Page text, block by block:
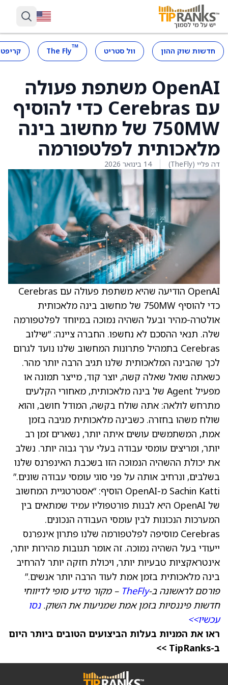
חדשות שוק ההון וול סטריט ™
The Fly
OpenAI משתפת פעולה
עם Cerebras כדי להוסיף
750MW של מחשוב בינה
מלאכותית לפלטפורמה
דה פליי (TheFly) 14 בינואר 2026
OpenAI הודיעה שהיא משתפת פעולה עם Cerebras
כדי להוסיף 750MW של מחשוב בינה מלאכותית
אולטרה-מהיר ובעל השהיה נמוכה במיוחד לפלטפורמה
שלה. תנאי ההסכם לא נחשפו. החברה ציינה: “שילוב
Cerebras בתמהיל פתרונות המחשוב שלנו נועד לגרום
לכך שהבינה המלאכותית שלנו תגיב הרבה יותר מהר.
כשאתה שואל שאלה קשה, יוצר קוד, מייצר תמונה או
מפעיל Agent של בינה מלאכותית, מאחורי הקלעים
מתרחש לולאה: אתה שולח בקשה, המודל חושב, והוא
שולח משהו בחזרה. כשבינה מלאכותית מגיבה בזמן
אמת, המשתמשים עושים איתה יותר, נשארים זמן רב
יותר, ומריצים עומסי עבודה בעלי ערך גבוה יותר. נשלב
את יכולת ההשהיה הנמוכה הזו בשכבת האינפרנס שלנו
בשלבים, ונרחיב אותה על פני סוגי עומסי עבודה שונים.”
Sachin Katti מ-OpenAI הוסיף: “אסטרטגיית המחשוב
של OpenAI היא לבנות פורטפוליו עמיד שמתאים בין
המערכות הנכונות לבין עומסי העבודה הנכונים.
Cerebras מוסיפה לפלטפורמה שלנו פתרון אינפרנס
ייעודי בעל השהיה נמוכה. זה אומר תגובות מהירות יותר,
אינטראקציות טבעיות יותר, ויכולת חזקה יותר להרחיב
בינה מלאכותית בזמן אמת לעוד הרבה יותר אנשים.”
פורסם לראשונה ב-TheFly – מקור מידע סופי לדיווחי
חדשות פיננסיות בזמן אמת שמניעות את השוק.נסו
עכשיו>>
ראו את המניות בעלות הביצועים הטובים ביותר היום
ב-TipRanks >>